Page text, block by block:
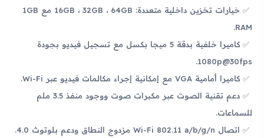
خيارات تخزين داخلية متعددة: 16GB ، 32GB ، 64GB مع 1GB
RAM.
كاميرا خلفية بدقة 5 ميجا بكسل مع تسجيل فيديو بجودة
1080p@30fps.
كاميرا أمامية VGA مع إمكانية إجراء مكالمات فيديو عبر Wi-Fi.
دعم تقنية الصوت عبر مكبرات صوت ووجود منفذ 3.5 ملم
للسماعات.
اتصال Wi-Fi 802.11 a/b/g/n مزدوج النطاق ودعم بلوتوث 4.0.